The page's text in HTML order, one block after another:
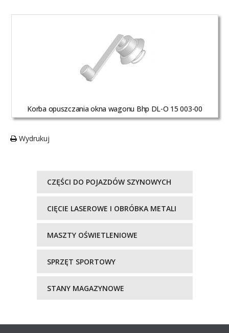
Korba opuszczania okna wagonu Bhp DL-O 15 003-00
Wydrukuj
CZĘŚCI DO POJAZDÓW SZYNOWYCH
CIĘCIE LASEROWE I OBRÓBKA METALI
MASZTY OŚWIETLENIOWE
SPRZĘT SPORTOWY
STANY MAGAZYNOWE